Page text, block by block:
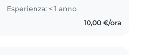
Roma Tre. Cerco lavoro da subito
come babysitter e se necessario..
Esperienza: < 1 anno
10,00 €/ora